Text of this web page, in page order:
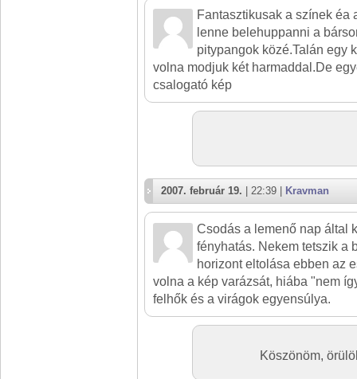
Fantasztikusak a színek éa
lenne belehuppanni a
pitypangok közé.Talán egy
volna modjuk két harmaddal.De
csalogató kép
2007. február 19. | 22:39 | Kravman
Csodás a lemenő nap által
fényhatás. Nekem tetszik a
horizont eltolása ebben az
volna a kép varázsát, hiába "nem
felhők és a virágok egyensúlya.
Köszönöm,